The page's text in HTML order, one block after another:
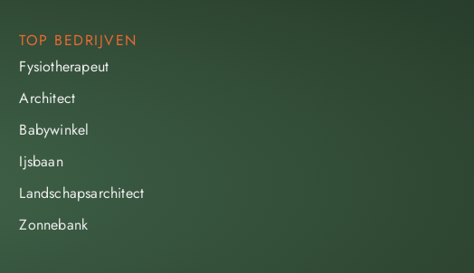
TOP BEDRIJVEN
Fysiotherapeut
Architect
Babywinkel
Ijsbaan
Landschapsarchitect
Zonnebank